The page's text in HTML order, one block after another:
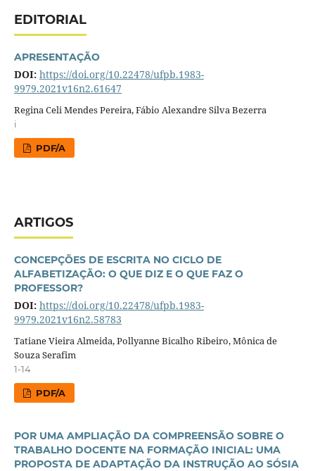
EDITORIAL
APRESENTAÇÃO
DOI: https://doi.org/10.22478/ufpb.1983-
9979.2021v16n2.61647
Regina Celi Mendes Pereira, Fábio Alexandre Silva Bezerra
i
PDF/A
ARTIGOS
CONCEPÇÕES DE ESCRITA NO CICLO DE
ALFABETIZAÇÃO: O QUE DIZ E O QUE FAZ O
PROFESSOR?
DOI: https://doi.org/10.22478/ufpb.1983-
9979.2021v16n2.58783
Tatiane Vieira Almeida, Pollyanne Bicalho Ribeiro, Mônica de
Souza Serafim
1-14
PDF/A
POR UMA AMPLIAÇÃO DA COMPREENSÃO SOBRE O
TRABALHO DOCENTE NA FORMAÇÃO INICIAL: UMA
PROPOSTA DE ADAPTAÇÃO DA INSTRUÇÃO AO SÓSIA